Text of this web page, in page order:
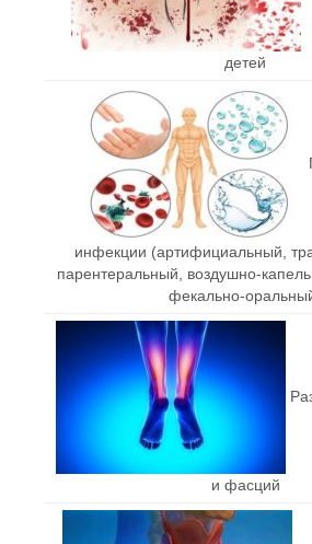
детей
инфекции (артифициальный,
парентеральный, воздушно-
фекально-
и фасций